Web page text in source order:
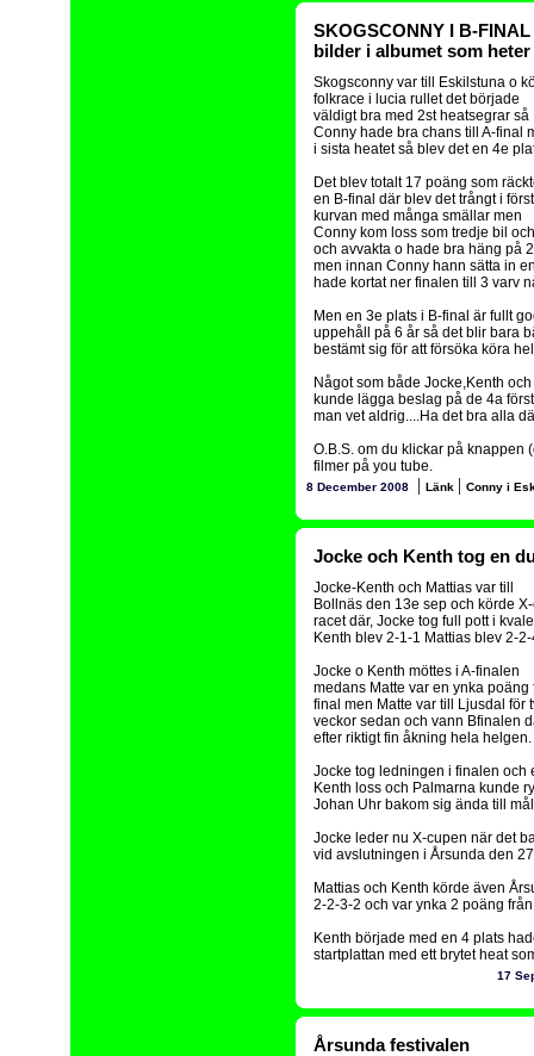
SKOGSCONNY I B-
bilder i albumet som heter
Skogsconny var till Eskilstuna o
folkrace i lucia rullet det började
väldigt bra med 2st heatsegrar så
Conny hade bra chans till A-final
i sista heatet så blev det en 4e
Det blev totalt 17 poäng som
en B-final där blev det trångt i
kurvan med många smällar men
Conny kom loss som tredje bil
och avvakta o hade bra häng på
men innan Conny hann sätta in
hade kortat ner finalen till 3 varv
Men en 3e plats i B-final är fullt
uppehåll på 6 år så det blir bara
bestämt sig för att försöka köra
Något som både Jocke,Kenth
kunde lägga beslag på de 4a
man vet aldrig....Ha det bra alla
O.B.S. om du klickar på knappen
filmer på you tube.
8 December 2008 | Länk | Conny i
Jocke och Kenth tog en
Jocke-Kenth och Mattias var till
Bollnäs den 13e sep och körde
racet där, Jocke tog full pott i
Kenth blev 2-1-1 Mattias blev 2-
Jocke o Kenth möttes i A-finalen
medans Matte var en ynka poäng
final men Matte var till Ljusdal för
veckor sedan och vann Bfinalen
efter riktigt fin åkning hela helgen.
Jocke tog ledningen i finalen och
Kenth loss och Palmarna kunde
Johan Uhr bakom sig ända till
Jocke leder nu X-cupen när det
vid avslutningen i Årsunda den
Mattias och Kenth körde även
2-2-3-2 och var ynka 2 poäng
Kenth började med en 4 plats
startplattan med ett brytet heat
17
Årsunda festivalen